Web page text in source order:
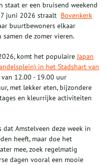
staat er een bruisend weekend
juni 2026 straalt Bovenkerk
buurtbewoners elkaar
de zomer vieren.
komt het populaireJapan
in het Stadshart van
12.00 - 19.00 uur
met lekker eten, bijzondere
en kleurrijke activiteiten
Amstelveen deze week in
heeft, maar doe het
mee, zoek regelmatig
dagen vooral een mooie